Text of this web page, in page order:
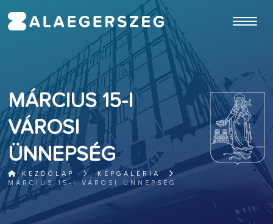
MÁRCIUS 15-I
VÁROSI
ÜNNEPSÉG
KEZDŐLAP
KÉPGALÉRIA
MÁRCIUS 15-I VÁROSI ÜNNEPSÉG